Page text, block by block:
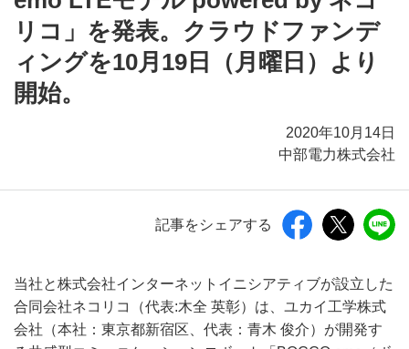
リコ」を発表。クラウドファンデ
ィングを10月19日（月曜日）より
開始。
2020年10月14日
中部電力株式会社
記事をシェアする
当社と株式会社インターネットイニシアティブが設立した
合同会社ネコリコ（代表:木全 英彰）は、ユカイ工学株式
会社（本社：東京都新宿区、代表：青木 俊介）が開発す